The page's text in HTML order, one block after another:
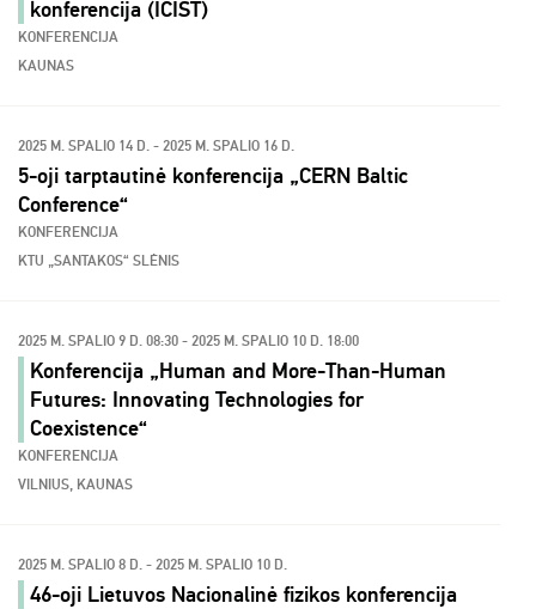
konferencija (ICIST)
KONFERENCIJA
KAUNAS
2025 M. SPALIO 14 D. - 2025 M. SPALIO 16 D.
5-oji tarptautinė konferencija „CERN Baltic
Conference“
KONFERENCIJA
KTU „SANTAKOS“ SLĖNIS
2025 M. SPALIO 9 D. 08:30 - 2025 M. SPALIO 10 D. 18:00
Konferencija „Human and More-Than-Human
Futures: Innovating Technologies for
Coexistence“
KONFERENCIJA
VILNIUS, KAUNAS
2025 M. SPALIO 8 D. - 2025 M. SPALIO 10 D.
46-oji Lietuvos Nacionalinė fizikos konferencija